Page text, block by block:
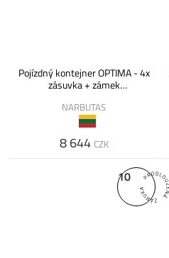
Pojízdný kontejner OPTIMA - 4x
zásuvka + zámek
NARBUTAS
8 644 CZK
10